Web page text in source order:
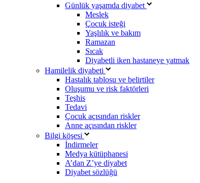
Günlük yaşamda diyabet
Meslek
Çocuk isteği
Yaşlılık ve bakım
Ramazan
Sıcak
Diyabetli iken hastaneye yatmak
Hamilelik diyabeti
Hastalık tablosu ve belirtiler
Oluşumu ve risk faktörleri
Teşhis
Tedavi
Çocuk açısından riskler
Anne açısından riskler
Bilgi köşesi
İndirmeler
Medya kütüphanesi
A’dan Z’ye diyabet
Diyabet sözlüğü